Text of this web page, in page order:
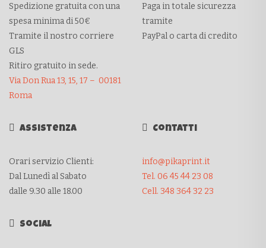
Spedizione gratuita con una
spesa minima di 50€
Tramite il nostro corriere
GLS
Ritiro gratuito in sede.
Via Don Rua 13, 15, 17 – 00181
Roma
Paga in totale sicurezza
tramite
PayPal o carta di credito
Assistenza
Orari servizio Clienti:
Dal Lunedì al Sabato
dalle 9.30 alle 18.00
Contatti
info@pikaprint.it
Tel. 06 45 44 23 08
Cell. 348 364 32 23
Social